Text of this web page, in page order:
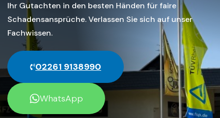
Ihr Gutachten in den besten Händen für faire
Schadensansprüche. Verlassen Sie sich auf unser
Fachwissen.
02261 9138990
WhatsApp